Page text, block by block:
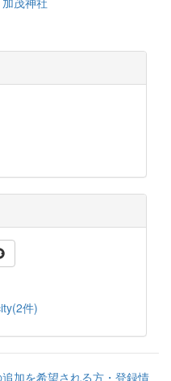
件)
加を希望される方・登録情